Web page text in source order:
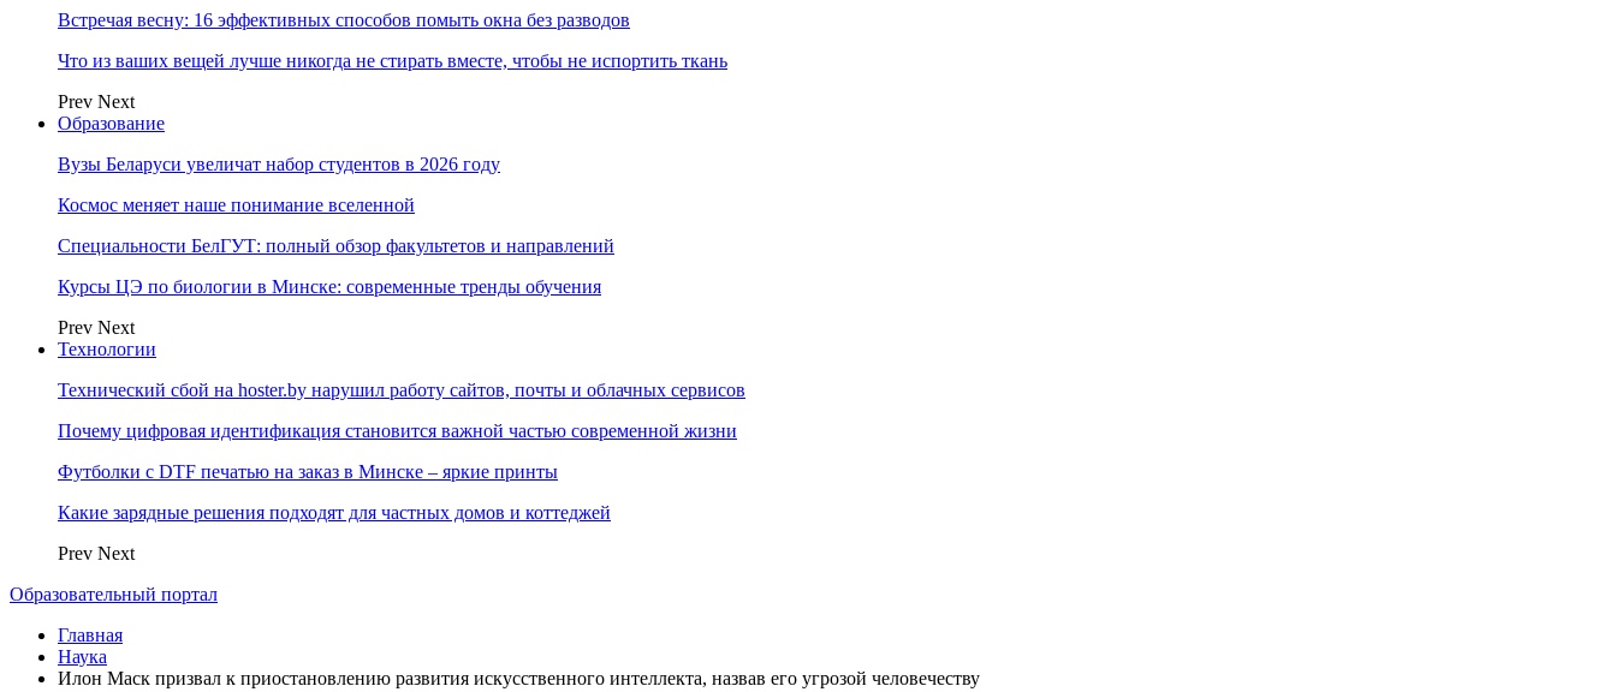
Встречая весну: 16 эффективных способов помыть окна без разводов
Что из ваших вещей лучше никогда не стирать вместе, чтобы не испортить ткань
Prev Next
Образование
Вузы Беларуси увеличат набор студентов в 2026 году
Космос меняет наше понимание вселенной
Специальности БелГУТ: полный обзор факультетов и направлений
Курсы ЦЭ по биологии в Минске: современные тренды обучения
Prev Next
Технологии
Технический сбой на hoster.by нарушил работу сайтов, почты и облачных сервисов
Почему цифровая идентификация становится важной частью современной жизни
Футболки с DTF печатью на заказ в Минске – яркие принты
Какие зарядные решения подходят для частных домов и коттеджей
Prev Next
Образовательный портал
Главная
Наука
Илон Маск призвал к приостановлению развития искусственного интеллекта, назвав его угрозой человечеству